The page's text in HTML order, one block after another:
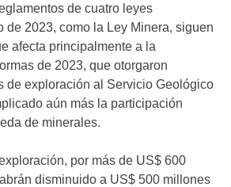
de cuatro leyes
de 2023, como la Ley Minera, siguen
afecta principalmente a la
de 2023, que otorgaron
de exploración al Servicio Geológico
aún más la participación
de minerales.
por más de US$ 600
disminuido a US$ 500 millones